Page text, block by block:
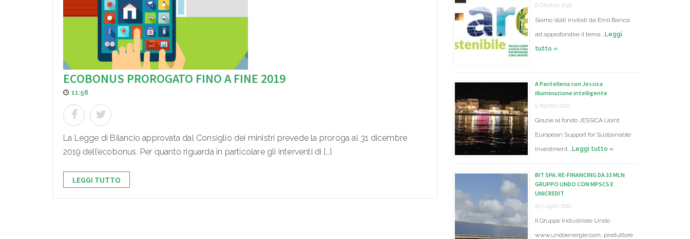
ECOBONUS PROROGATO FINO A FINE 2019
11:58
La Legge di Bilancio approvata dal Consiglio dei ministri prevede la proroga al 31 dicembre
2019 dell’ecobonus. Per quanto riguarda in particolare gli interventi di […]
LEGGI TUTTO
6 Ottobre 2022
Siamo stati invitati da Emil Banca
ad approfondire il tema …Leggi
tutto »
A Pantelleria con Jessica
illuminazione intelligente
9 Agosto 2022
Grazie al fondo JESSICA (Joint
European Support for Sustainable
Investment …Leggi tutto »
BIT SPA: RE-FINANCING DA 33 MLN
GRUPPO UNDO CON MPSCS E
UNICREDIT
29 Luglio 2022
Il Gruppo Industriale Undo
www.undoenergie.com, produttore